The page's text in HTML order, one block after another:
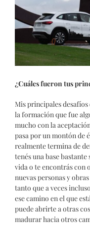
¿Cuáles fueron tus
Mis principales
la formación que fue
mucho con la
pasa por un montón de
realmente termina de
tenés una base bastante
vida o te encontrás con
nuevas personas y
tanto que a veces
ese camino en el que
puede abrirte a otras
madurar hacia otros